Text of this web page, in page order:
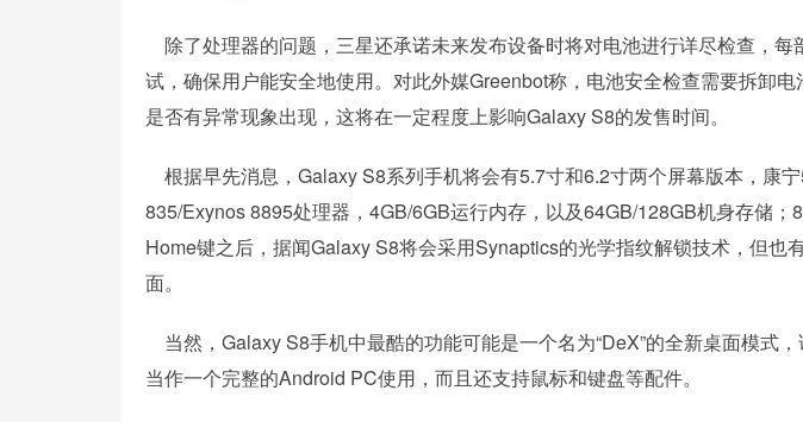
除了处理器的问题，三星还承诺未来发布设备时将对电池进行详尽检查，每
试，确保用户能安全地使用。对此外媒Greenbot称，电池安全检查需要拆卸
是否有异常现象出现，这将在一定程度上影响Galaxy S8的发售时间。
根据早先消息，Galaxy S8系列手机将会有5.7寸和6.2寸两个屏幕版本，康
835/Exynos 8895处理器，4GB/6GB运行内存，以及64GB/128GB机身存储；
Home键之后，据闻Galaxy S8将会采用Synaptics的光学指纹解锁技术，但也
面。
当然，Galaxy S8手机中最酷的功能可能是一个名为“DeX”的全新桌面模式
当作一个完整的Android PC使用，而且还支持鼠标和键盘等配件。